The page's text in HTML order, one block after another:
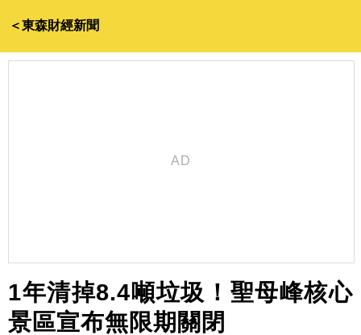
＜東森財經新聞
1年清掉8.4噸垃圾！聖母峰核心
景區宣布無限期關閉